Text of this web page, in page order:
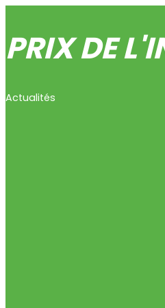
PRIX DE
Actualités